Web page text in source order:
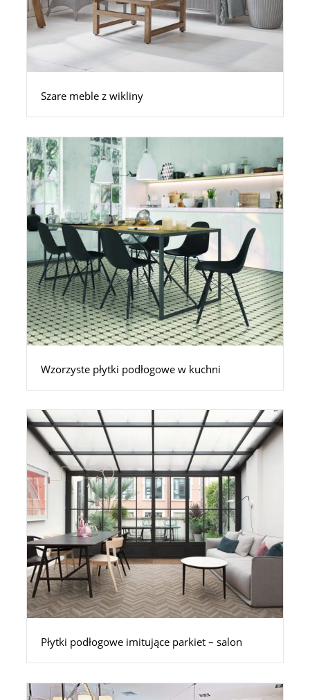
Szare meble z wikliny
Wzorzyste płytki podłogowe w kuchni
Płytki podłogowe imitujące parkiet – salon